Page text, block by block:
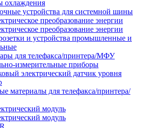
охлаждения
устройства для системной шины
преобразование энергии
преобразование энергии
и устройства промышленные и
для телефакса/принтера/МФУ
измерительные приборы
электрический датчик уровня
материалы для телефакса/принтера/
модуль
модуль